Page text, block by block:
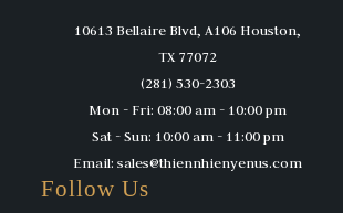
10613 Bellaire Blvd, A106 Houston,
TX 77072
(281) 530-2303
Mon - Fri: 08:00 am - 10:00 pm
Sat - Sun: 10:00 am - 11:00 pm
Email: sales@thiennhienyenus.com
Follow Us